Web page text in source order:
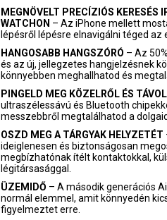
MEGNÖVELT PRECÍZIÓS KERESÉS
WATCHON – Az iPhone mellett
lépésről lépésre elnavigálni téged az
HANGOSABB HANGSZÓRÓ – Az
és az új, jellegzetes hangjelzésnek
könnyebben meghallhatod és
PINGELD MEG KÖZELRŐL ÉS
ultraszélessávú és Bluetooth
messzebbről megtalálhatod a
OSZD MEG A TÁRGYAK HELYZETÉT
ideiglenesen és biztonságosan
megbízhatónak ítélt kontaktokkal,
légitársasággal.
ÜZEMIDŐ – A második generációs
normál elemmel, amit könnyedén
figyelmeztet erre.